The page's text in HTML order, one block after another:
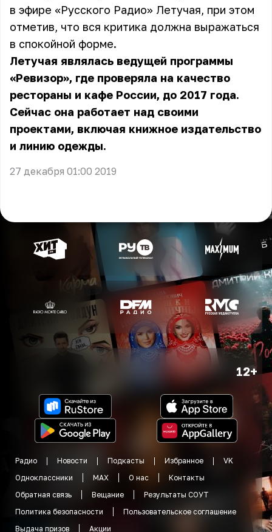
в эфире «Русского Радио» Летучая, при этом
отметив, что вся критика должна выражаться
в спокойной форме.
Летучая являлась ведущей программы
«Ревизор», где проверяла на качество
рестораны и кафе России, до 2017 года.
Сейчас она работает над своими
проектами, включая книжное издательство
и линию одежды.
27 декабря 01:00 2019
12+
Радио Новости Подкасты Избранное
VK
Одноклассники
MAX О нас
Контакты
Обратная связь
Вещание
Результаты СОУТ
Политика безопасности
Пользовательское соглашение
Выдача призов
Акции